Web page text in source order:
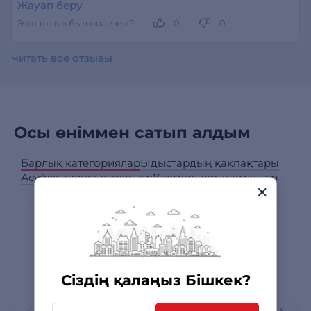
Сіздің қалаңыз Бішкек?
Жауап беру
Этот отзыв был полезен? 0 0
Читать все отзывы
Осы өніммен сатып алдым
Барлық категорияларЫдыстардың қақпақтары
Асүйлік керек-жарақтарКәстрөлдер, шөміштер